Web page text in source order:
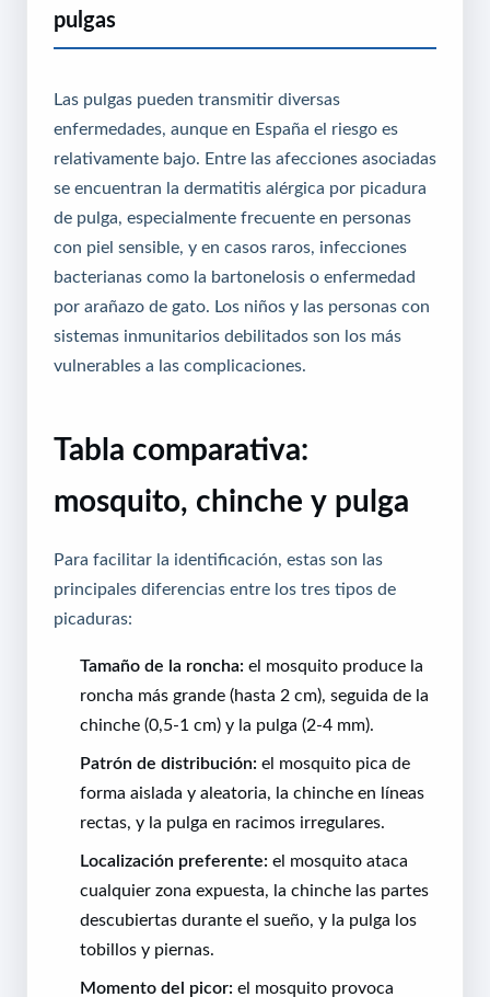
pulgas
Las pulgas pueden transmitir diversas
enfermedades, aunque en España el riesgo es
relativamente bajo. Entre las afecciones asociadas
se encuentran la dermatitis alérgica por picadura
de pulga, especialmente frecuente en personas
con piel sensible, y en casos raros, infecciones
bacterianas como la bartonelosis o enfermedad
por arañazo de gato. Los niños y las personas con
sistemas inmunitarios debilitados son los más
vulnerables a las complicaciones.
Tabla comparativa:
mosquito, chinche y pulga
Para facilitar la identificación, estas son las
principales diferencias entre los tres tipos de
picaduras:
Tamaño de la roncha: el mosquito produce la
roncha más grande (hasta 2 cm), seguida de la
chinche (0,5-1 cm) y la pulga (2-4 mm).
Patrón de distribución: el mosquito pica de
forma aislada y aleatoria, la chinche en líneas
rectas, y la pulga en racimos irregulares.
Localización preferente: el mosquito ataca
cualquier zona expuesta, la chinche las partes
descubiertas durante el sueño, y la pulga los
tobillos y piernas.
Momento del picor: el mosquito provoca